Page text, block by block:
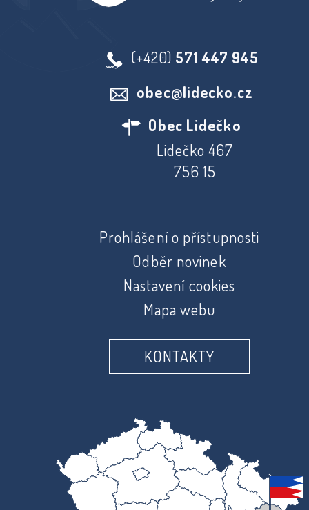
(+420) 571 447 945
obec@lidecko.cz
Obec Lidečko
Lidečko 467
756 15
Prohlášení o přístupnosti
Odběr novinek
Nastavení cookies
Mapa webu
KONTAKTY